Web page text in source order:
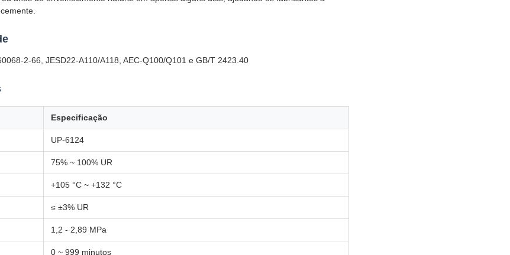
2-66, JESD22-A110/A118, AEC-Q100/Q101 e GB/T 2423.40
Especificação
UP-6124
75% ~ 100% UR
+105 °C ~ +132 °C
≤ ±3% UR
1,2 - 2,89 MPa
0 ~ 999 minutos